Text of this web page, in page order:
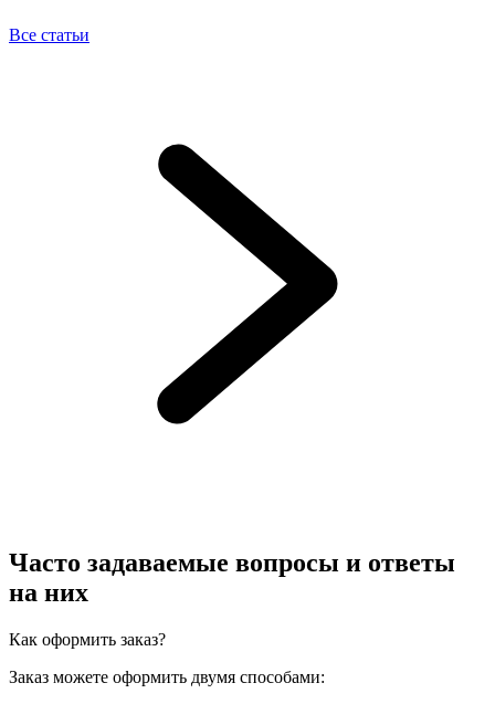
Все статьи
Часто задаваемые вопросы и ответы
на них
Как оформить заказ?
Заказ можете оформить двумя способами: